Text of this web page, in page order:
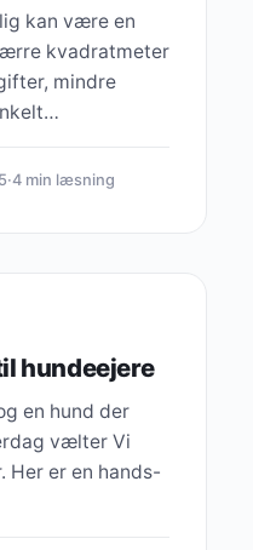
kan være en
kvadratmeter
mindre
·4 min læsning
hundeejere
en hund der
vælter Vi
Her er en hands-